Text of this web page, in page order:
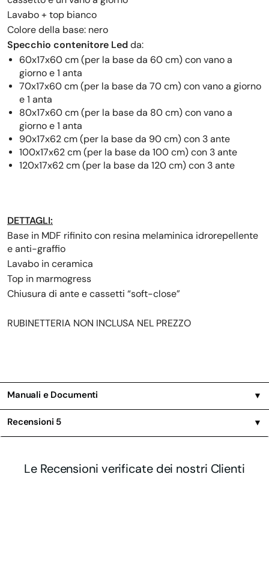
Lavabo + top bianco
Colore della base: nero
Specchio contenitore Ledda:
60x17x60 cm (per la base da 60 cm) con vano a
giorno e 1 anta
70x17x60 cm (per la base da 70 cm)con vano a giorno
e 1 anta
80x17x60 cm (per la base da 80 cm)con vano a
giorno e 1 anta
90x17x62 cm (per la base da 90 cm) con 3 ante
100x17x62 cm (per la base da 100 cm)con 3 ante
120x17x62 cm (per la base da 120 cm)con 3 ante
DETTAGLI:
Base in MDF rifinito con resina melaminica idrorepellente
e anti-graffio
Lavabo in ceramica
Top in marmogress
Chiusura di ante e cassetti “soft-close”
RUBINETTERIA NON INCLUSA NEL PREZZO
Manuali e Documenti ▼
Recensioni 5 ▼
Le Recensioni verificate dei nostri Clienti